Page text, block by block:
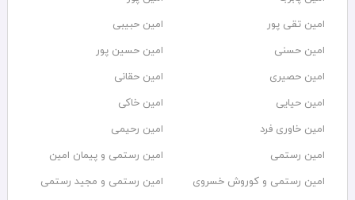
امین تقی پور
امین حبیبی
امین حسنی
امین حسین پور
امین حصیری
امین حقانی
امین حیایی
امین خاکی
امین خاوری فرد
امین رحیمی
امین رستمی
امین رستمی و پیمان امین
امین رستمی و کوروش خسروی
امین رستمی و مجید رستمی